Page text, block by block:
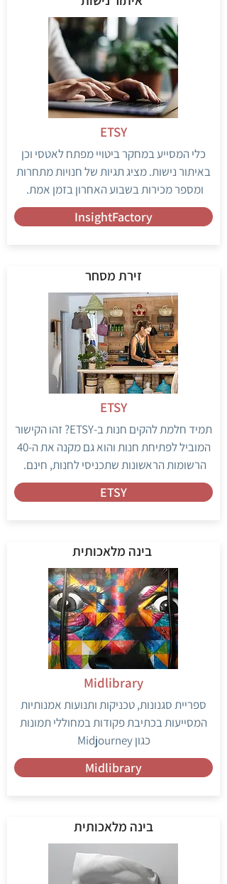
כלי המסייע במחקר ביטויי מפתח לאטסי וכן
באיתור נישות. מציג תגיות של חנויות מתחרות
ומספר מכירות בשבוע האחרון בזמן אמת.
InsightFactory
ETSY
זירת מסחר
תמיד חלמת להקים חנות ב-ETSY? זהו הקישור
המוביל לפתיחת חנות והוא גם מקנה את ה-40
הרשומות הראשונות שתכניסי לחנות, חינם.
ETSY
ETSY
בינה מלאכותית
ספריית סגנונות, טכניקות ותנועות אמנותיות
המסייעות בכתיבת פקודות במחוללי תמונות
כגון Midjourney
Midlibrary
Midlibrary
בינה מלאכותית